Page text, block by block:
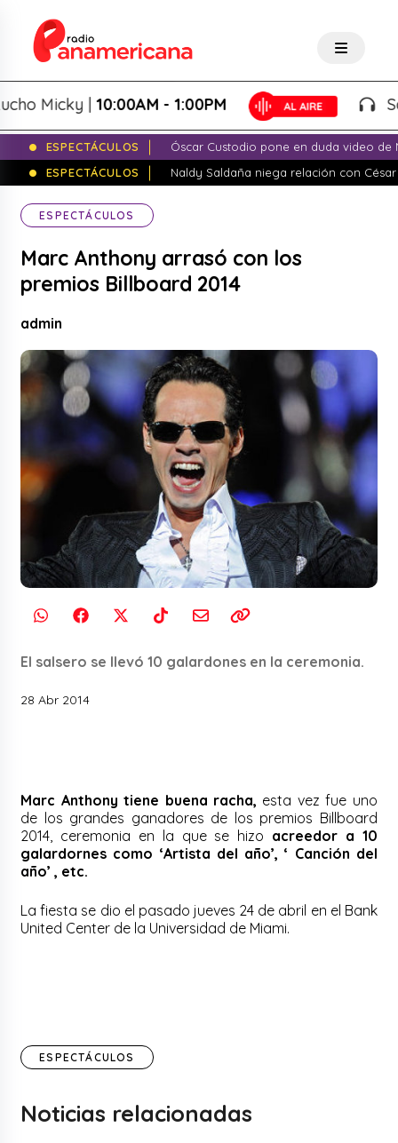
Micky |10:00AM - 1:00PM
ESPECTÁCULOS
Óscar Custodio pone en duda video de
ESPECTÁCULOS
Naldy Saldaña niega relación con
ESPECTÁCULOS
Marc Anthony arrasó con los
premios Billboard 2014
admin
El salsero se llevó 10 galardones en la ceremonia.
28 Abr 2014
Marc Anthony tiene buena racha, esta vez fue uno
de los grandes ganadores de los premios Billboard
2014, ceremonia en la que se hizo acreedor a 10
galardornes como ‘Artista del año’, ‘ Canción del
año’ , etc.
La fiesta se dio el pasado jueves 24 de abril en el Bank
United Center de la Universidad de Miami.
ESPECTÁCULOS
Noticias relacionadas